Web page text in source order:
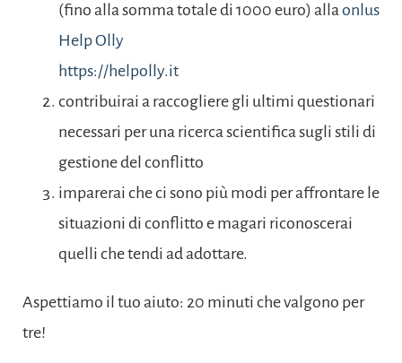
(fino alla somma totale di 1000 euro) allaonlus
Help Olly
https://helpolly.it
contribuirai a raccogliere gli ultimi questionari
necessari per una ricerca scientifica sugli stili di
gestione del conflitto
imparerai che ci sono più modi per affrontare le
situazioni di conflitto e magari riconoscerai
quelli che tendi ad adottare.
Aspettiamo il tuo aiuto: 20 minuti che valgono per
tre!